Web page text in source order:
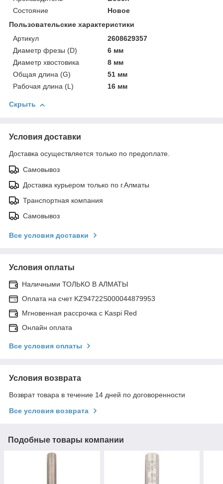
Состояние
Новое
Пользовательские характеристики
Артикул
2608629357
Диаметр фрезы (D)
6 мм
Диаметр хвостовика
8 мм
Общая длина (G)
51 мм
Рабочая длина (L)
16 мм
Скрыть
Условия доставки
Доставка осуществляется только по предоплате.
Самовывоз
Доставка курьером только по г.Алматы
Транспортная компания
Самовывоз
Все условия доставки
Условия оплаты
Наличными ТОЛЬКО В АЛМАТЫ
Оплата на счет KZ94722S000044879953
Мгновенная рассрочка с Kaspi Red
Онлайн оплата
Все условия оплаты
Условия возврата
Возврат товара в течение 14 дней по договоренности
Все условия возврата
Подобные товары компании